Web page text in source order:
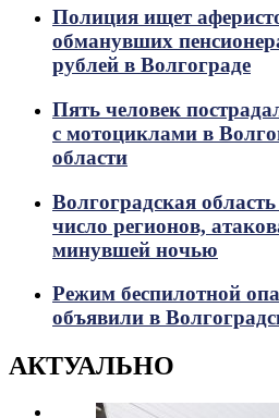
Полиция ищет
обманувших
рублей в Волгограде
Пять человек
с мотоциклами в
области
Волгоградская
число регионов,
минувшей ночью
Режим беспилотной
объявили в
АКТУАЛЬНО